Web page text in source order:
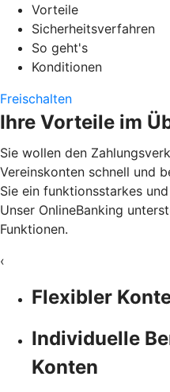
Vorteile
Sicherheitsverfahren
So geht's
Konditionen
Freischalten
Ihre Vorteile im
Sie wollen den
Vereinskonten schnell und
Sie ein funktionsstarkes
Unser OnlineBanking
Funktionen.
‹
Flexibler
Individuelle
Konten